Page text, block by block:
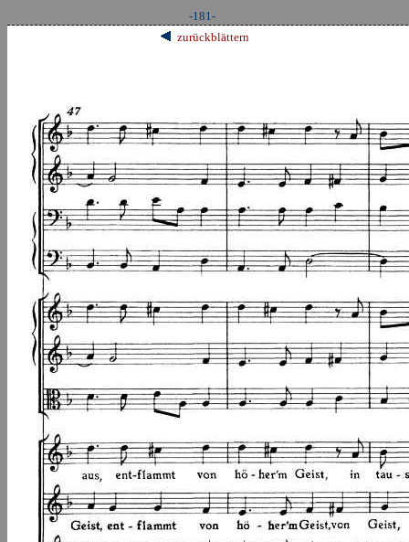
zurückblättern
-181-